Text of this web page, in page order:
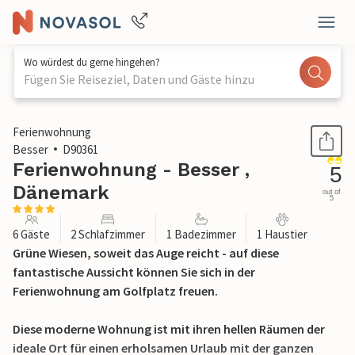
Wo würdest du gerne hingehen?
Fügen Sie Reiseziel, Daten und Gäste hinzu
1 / 21
Ferienwohnung
Besser
D90361
Ferienwohnung - Besser ,
Dänemark
5
out of
5
6 Gäste 2 Schlafzimmer 1 Badezimmer 1 Haustier
Grüne Wiesen, soweit das Auge reicht - auf diese
fantastische Aussicht können Sie sich in der
Ferienwohnung am Golfplatz freuen.
Diese moderne Wohnung ist mit ihren hellen Räumen der
ideale Ort für einen erholsamen Urlaub mit der ganzen